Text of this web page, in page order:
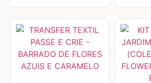
Natal
Abelhas – Mel